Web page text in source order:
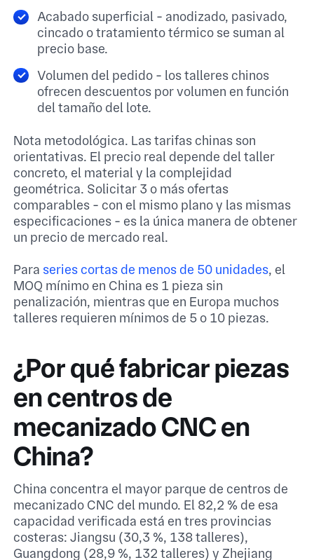
Acabado superficial - anodizado, pasivado,
cincado o tratamiento térmico se suman al
precio base.
Volumen del pedido - los talleres chinos
ofrecen descuentos por volumen en función
del tamaño del lote.
Nota metodológica. Las tarifas chinas son
orientativas. El precio real depende del taller
concreto, el material y la complejidad
geométrica. Solicitar 3 o más ofertas
comparables - con el mismo plano y las mismas
especificaciones - es la única manera de obtener
un precio de mercado real.
Para series cortas de menos de 50 unidades, el
MOQ mínimo en China es 1 pieza sin
penalización, mientras que en Europa muchos
talleres requieren mínimos de 5 o 10 piezas.
¿Por qué fabricar piezas
en centros de
mecanizado CNC en
China?
China concentra el mayor parque de centros de
mecanizado CNC del mundo. El 82,2 % de esa
capacidad verificada está en tres provincias
costeras: Jiangsu (30,3 %, 138 talleres),
Guangdong (28,9 %, 132 talleres) y Zhejiang